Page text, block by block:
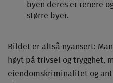
byen deres er renere
større byer.
Bildet er altså nyansert:
høyt på trivsel og trygghet,
eiendomskriminalitet og